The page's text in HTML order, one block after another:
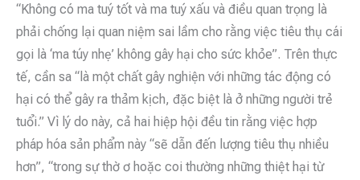
“Không có ma tuý tốt và ma tuý xấu và điều quan trọng là
phải chống lại quan niệm sai lầm cho rằng việc tiêu thụ cái
gọi là ‘ma túy nhẹ’ không gây hại cho sức khỏe”. Trên thực
tế, cần sa “là một chất gây nghiện với những tác động có
hại có thể gây ra thảm kịch, đặc biệt là ở những người trẻ
tuổi.” Vì lý do này, cả hai hiệp hội đều tin rằng việc hợp
pháp hóa sản phẩm này “sẽ dẫn đến lượng tiêu thụ nhiều
hơn”, “trong sự thờ ơ hoặc coi thường những thiệt hại từ